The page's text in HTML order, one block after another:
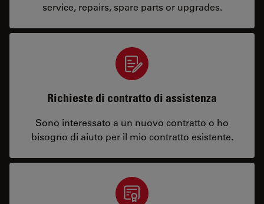
service, repairs, spare parts or upgrades.
Richieste di contratto di assistenza
Sono interessato a un nuovo contratto o ho
bisogno di aiuto per il mio contratto esistente.